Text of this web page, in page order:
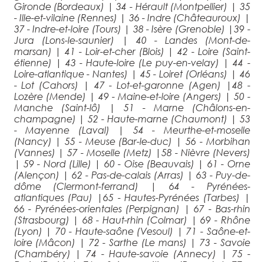
Gironde (Bordeaux) |34 - Hérault (Montpellier) | 35
- Ille-et-vilaine (Rennes) | 36 - Indre (Châteauroux) |
37 - Indre-et-loire (Tours) | 38 - Isère (Grenoble) |39 -
Jura (Lons-le-saunier)
|40 - Landes (Mont-de-
marsan) |41 - Loir-et-cher (Blois) |42 - Loire (Saint-
étienne)
|43 - Haute-loire (Le puy-en-velay) |44 -
Loire-atlantique - Nantes) |45 - Loiret (Orléans) |46
- Lot (Cahors)
|47 - Lot-et-garonne (Agen) |48 -
Lozère (Mende) |49 - Maine-et-loire (Angers) | 50 -
Manche (Saint-lô)
| 51 - Marne (Châlons-en-
champagne) |52 - Haute-marne (Chaumont) | 53
- Mayenne (Laval)
| 54 - Meurthe-et-moselle
(Nancy) |55 - Meuse (Bar-le-duc) | 56 - Morbihan
(Vannes) |57 - Moselle (Metz) | 58 - Nièvre (Nevers)
| 59 - Nord (Lille) | 60 - Oise (Beauvais) | 61 - Orne
(Alençon) | 62 - Pas-de-calais (Arras) | 63 - Puy-de-
dôme (Clermont-ferrand)
| 64 - Pyrénées-
atlantiques (Pau)
| 65 - Hautes-Pyrénées (Tarbes)
|
66 - Pyrénées-orientales (Perpignan)
|67 - Bas-rhin
(Strasbourg) | 68 - Haut-rhin (Colmar) |69 - Rhône
(Lyon) | 70 - Haute-saône (Vesoul) | 71 - Saône-et-
loire (Mâcon)
| 72 - Sarthe (Le mans) | 73 - Savoie
(Chambéry)
| 74 - Haute-savoie (Annecy) | 75 -